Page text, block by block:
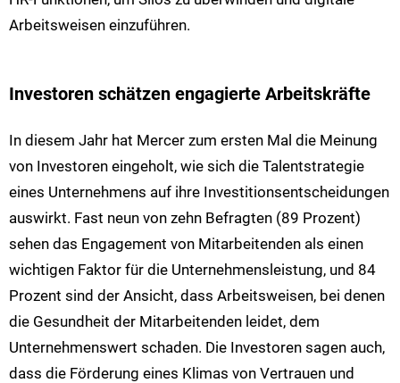
Arbeitsweisen einzuführen.
Investoren schätzen engagierte Arbeitskräfte
In diesem Jahr hat Mercer zum ersten Mal die Meinung
von Investoren eingeholt, wie sich die Talentstrategie
eines Unternehmens auf ihre Investitionsentscheidungen
auswirkt. Fast neun von zehn Befragten (89 Prozent)
sehen das Engagement von Mitarbeitenden als einen
wichtigen Faktor für die Unternehmensleistung, und 84
Prozent sind der Ansicht, dass Arbeitsweisen, bei denen
die Gesundheit der Mitarbeitenden leidet, dem
Unternehmenswert schaden. Die Investoren sagen auch,
dass die Förderung eines Klimas von Vertrauen und